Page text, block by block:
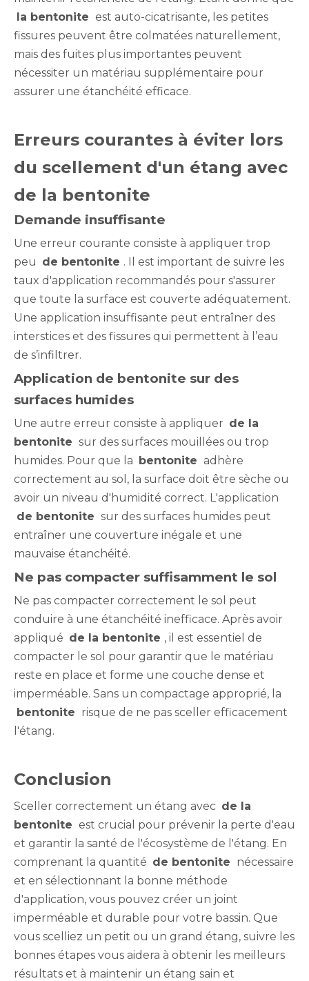
la bentonite est auto-cicatrisante, les petites
fissures peuvent être colmatées naturellement,
mais des fuites plus importantes peuvent
nécessiter un matériau supplémentaire pour
assurer une étanchéité efficace.
Erreurs courantes à éviter lors
du scellement d'un étang avec
de la bentonite
Demande insuffisante
Une erreur courante consiste à appliquer trop
peu de bentonite . Il est important de suivre les
taux d'application recommandés pour s'assurer
que toute la surface est couverte adéquatement.
Une application insuffisante peut entraîner des
interstices et des fissures qui permettent à l’eau
de s’infiltrer.
Application de bentonite sur des
surfaces humides
Une autre erreur consiste à appliquer de la
bentonite sur des surfaces mouillées ou trop
humides. Pour que la bentonite adhère
correctement au sol, la surface doit être sèche ou
avoir un niveau d'humidité correct. L'application
de bentonite sur des surfaces humides peut
entraîner une couverture inégale et une
mauvaise étanchéité.
Ne pas compacter suffisamment le sol
Ne pas compacter correctement le sol peut
conduire à une étanchéité inefficace. Après avoir
appliqué de la bentonite , il est essentiel de
compacter le sol pour garantir que le matériau
reste en place et forme une couche dense et
imperméable. Sans un compactage approprié, la
bentonite risque de ne pas sceller efficacement
l'étang.
Conclusion
Sceller correctement un étang avec de la
bentonite est crucial pour prévenir la perte d'eau
et garantir la santé de l'écosystème de l'étang. En
comprenant la quantité de bentonite nécessaire
et en sélectionnant la bonne méthode
d'application, vous pouvez créer un joint
imperméable et durable pour votre bassin. Que
vous scelliez un petit ou un grand étang, suivre les
bonnes étapes vous aidera à obtenir les meilleurs
résultats et à maintenir un étang sain et